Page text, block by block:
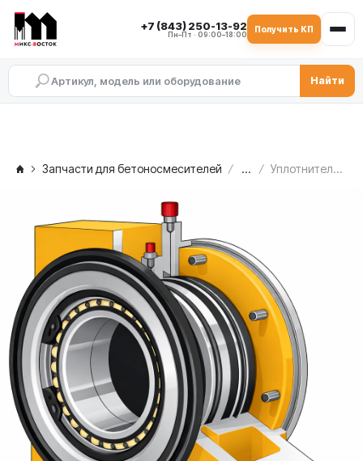
+7 (843) 250-13-92
Пн–Пт · 09:00–18:00
Получить КП
Найти
Запчасти для бетоносмесителей ... Уплотнительная группа в сборе MEKA MB 1.0 — со стороны редуктора